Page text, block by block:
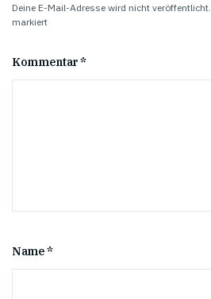
Deine E-Mail-Adresse wird nicht veröffentlicht.
markiert
Kommentar*
Name*